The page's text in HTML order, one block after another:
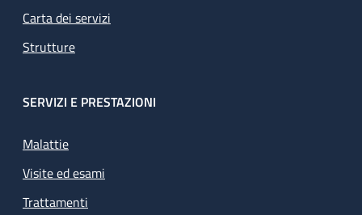
Carta dei servizi
Strutture
SERVIZI E PRESTAZIONI
Malattie
Visite ed esami
Trattamenti